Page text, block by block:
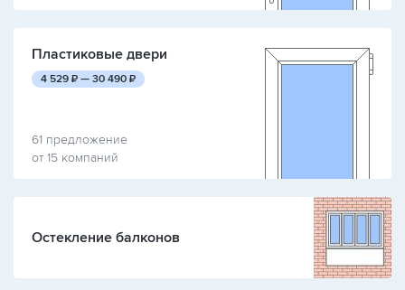
Пластиковые двери
4 529 руб.
₽ — 30 490 руб.
₽
61 предложение
от 15 компаний
Остекление балконов